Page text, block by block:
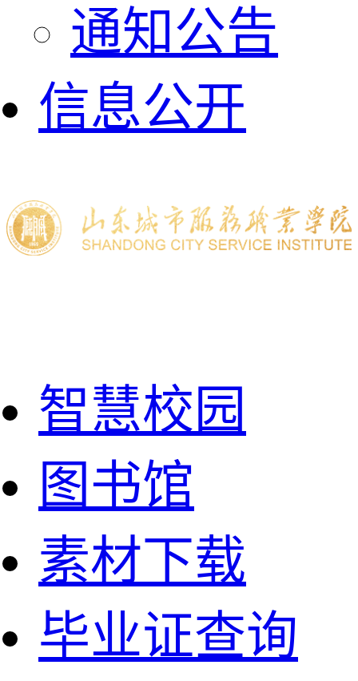
通知公告
信息公开
智慧校园
图书馆
素材下载
毕业证查询